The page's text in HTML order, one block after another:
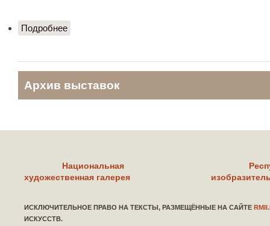
Подробнее
Архив выставок
Национальная
художественная галерея
ИСКЛЮЧИТЕЛЬНОЕ ПРАВО НА ТЕКСТЫ, РАЗМЕЩЁННЫЕ НА САЙТЕ
ИСКУССТВ.